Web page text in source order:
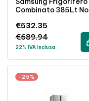
Combinato 385Lt No
Libera Installazione
€689.94
€532.35
22% IVA Inclusa
-25%